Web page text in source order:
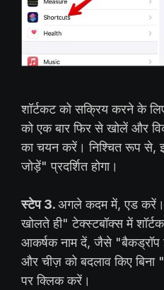
शॉर्टकट को सक्रिय करने के
को एक बार फिर से खोलें और
का चयन करें। निश्चित रूप से,
जोड़ें" प्रदर्शित होगा।
स्टेप 3.अगले कदम में, एड करें।
खोलते ही" टेक्स्टबॉक्स में
आकर्षक नाम दें, जैसे "बैकड्रॉप
और चीज़ को बदलाव किए बिना
पर क्लिक करें।